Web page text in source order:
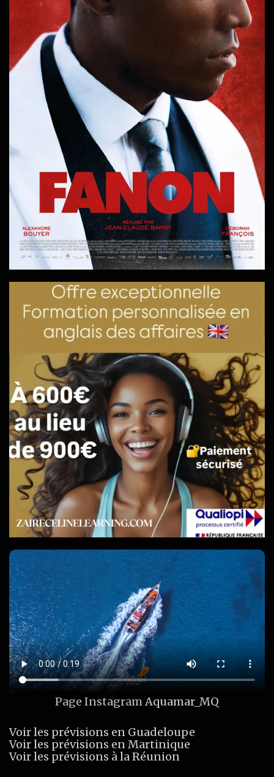
Page InstagramAquamar_MQ
Voir les prévisions en Guadeloupe
Voir les prévisions en Martinique
Voir les prévisions à la Réunion